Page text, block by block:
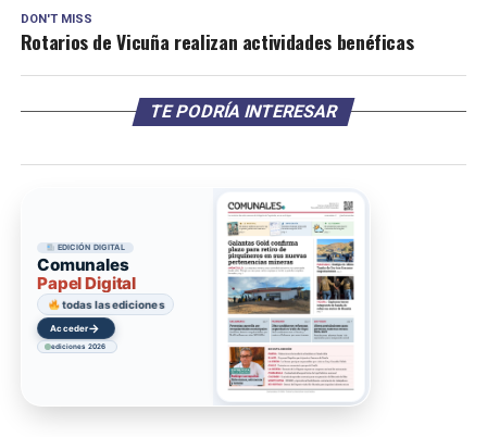
DON'T MISS
Rotarios de Vicuña realizan actividades benéficas
TE PODRÍA INTERESAR
EDICIÓN DIGITAL
Comunales
Papel Digital
todas las ediciones
Acceder→
ediciones 2026